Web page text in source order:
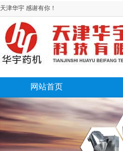
天津华宇 感谢有你！
网站首页